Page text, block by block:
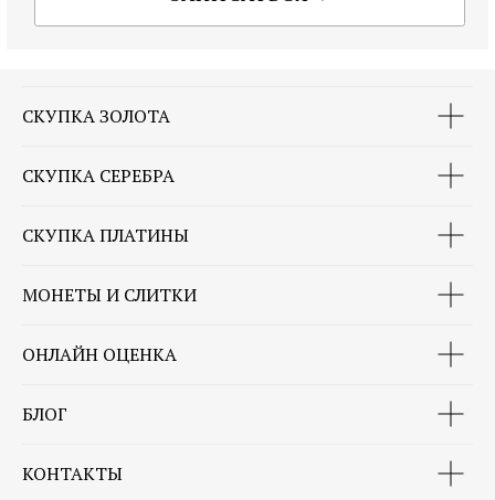
СКУПКА ЗОЛОТА
СКУПКА СЕРЕБРА
СКУПКА ПЛАТИНЫ
МОНЕТЫ И СЛИТКИ
ОНЛАЙН ОЦЕНКА
БЛОГ
КОНТАКТЫ